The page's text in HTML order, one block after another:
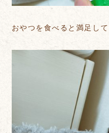
おやつを食べると満足し